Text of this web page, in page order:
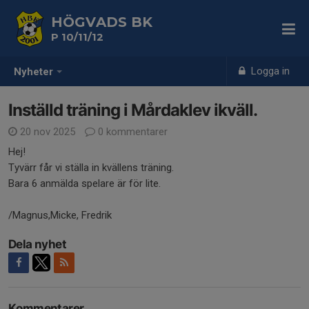
Nyheter Logga in
HÖGVADS BK
P 10/11/12
Inställd träning i Mårdaklev ikväll.
20 nov 2025
0 kommentarer
Hej!
Tyvärr får vi ställa in kvällens träning.
Bara 6 anmälda spelare är för lite.
/Magnus,Micke, Fredrik
Dela nyhet